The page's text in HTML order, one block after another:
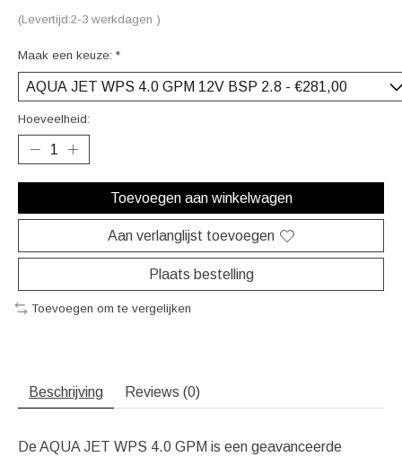
(Levertijd:2-3 werkdagen )
Maak een keuze: *
Hoeveelheid:
Toevoegen aan winkelwagen
Aan verlanglijst toevoegen
Plaats bestelling
Toevoegen om te vergelijken
Beschrijving Reviews (0)
De AQUA JET WPS 4.0 GPM is een geavanceerde